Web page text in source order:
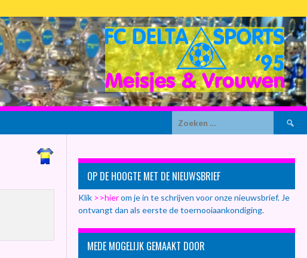
Zoeken
naar:
OP DE HOOGTE MET DE NIEUWSBRIEF
Klik >>hierom je in te schrijven voor onze nieuwsbrief. Je
ontvangt dan als eerste de toernooiaankondiging.
MEDE MOGELIJK GEMAAKT DOOR